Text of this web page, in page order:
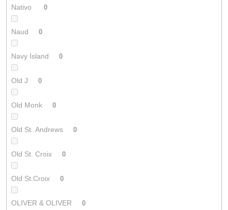
Nativo 0
Naud 0
Navy Island 0
Old J 0
Old Monk 0
Old St. Andrews 0
Old St. Croix 0
Old St.Croix 0
OLIVER & OLIVER 0